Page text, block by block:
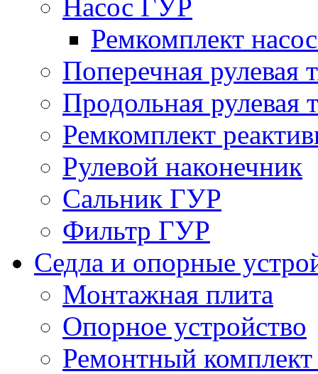
Насос ГУР
Ремкомплект
Поперечная рулевая
Продольная рулевая
Ремкомплект
Рулевой наконечник
Сальник ГУР
Фильтр ГУР
Седла и опорные
Монтажная плита
Опорное устройство
Ремонтный комплект